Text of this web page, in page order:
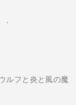
、
ルフと炎と風の魔